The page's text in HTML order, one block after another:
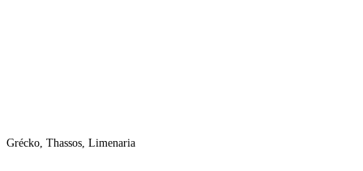
Grécko, Thassos, Limenaria